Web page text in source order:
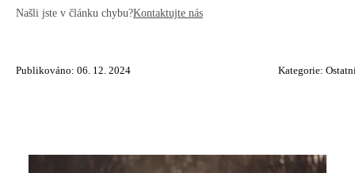
Našli jste v článku chybu?Kontaktujte nás
Publikováno: 06. 12. 2024 Kategorie: